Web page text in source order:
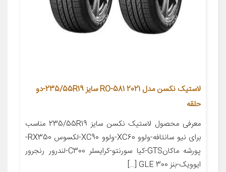
لاستیک نکسن مدل RO-581 2021 سایز 235/55R19-دو
حلقه
معرفی محصول لاستیک نکسن سایز 235/55R19 مناسب
برای نیو سانتافه-ولوو XC60-ولوو XC90-لکسوس RX350-
پورشه ماکانGTS-کیا سورنتو-کرایسلر C300-لندرور رنجرور
ایوویک-بنز GLE 300 […]